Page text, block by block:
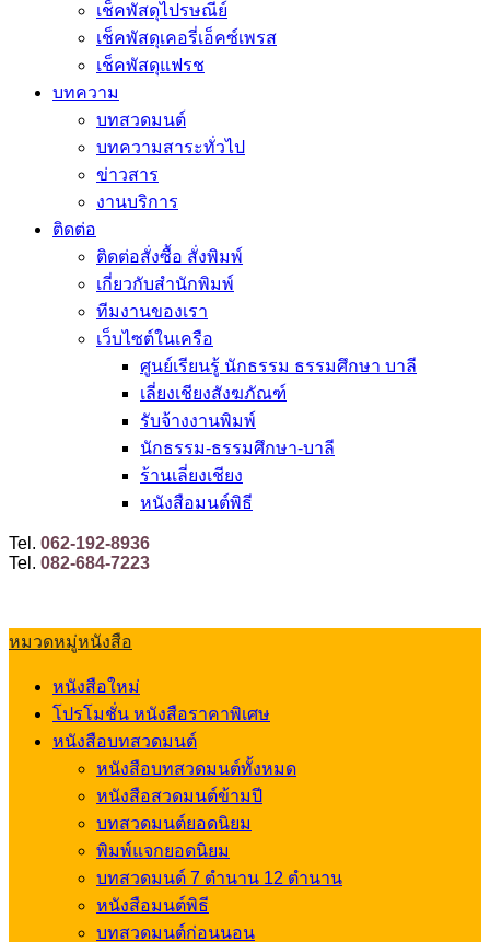
เช็คพัสดุไปรษณีย์
เช็คพัสดุเคอรี่เอ็คซ์เพรส
เช็คพัสดุแฟรช
บทความ
บทสวดมนต์
บทความสาระทั่วไป
ข่าวสาร
งานบริการ
ติดต่อ
ติดต่อสั่งซื้อ สั่งพิมพ์
เกี่ยวกับสำนักพิมพ์
ทีมงานของเรา
เว็บไซต์ในเครือ
ศูนย์เรียนรู้ นักธรรม ธรรมศึกษา บาลี
เลี่ยงเชียงสังฆภัณฑ์
รับจ้างงานพิมพ์
นักธรรม-ธรรมศึกษา-บาลี
ร้านเลี่ยงเชียง
หนังสือมนต์พิธี
Tel. 062-192-8936
Tel. 082-684-7223
หมวดหมู่หนังสือ
หนังสือใหม่
โปรโมชั่น หนังสือราคาพิเศษ
หนังสือบทสวดมนต์
หนังสือบทสวดมนต์ทั้งหมด
หนังสือสวดมนต์ข้ามปี
บทสวดมนต์ยอดนิยม
พิมพ์แจกยอดนิยม
บทสวดมนต์ 7 ตำนาน 12 ตำนาน
หนังสือมนต์พิธี
บทสวดมนต์ก่อนนอน